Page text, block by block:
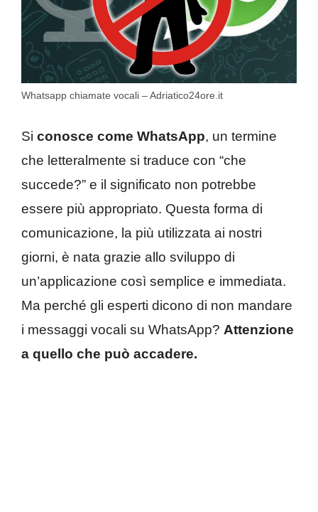
Whatsapp chiamate vocali – Adriatico24ore.it
Si conosce come WhatsApp, un termine
che letteralmente si traduce con “che
succede?” e il significato non potrebbe
essere più appropriato. Questa forma di
comunicazione, la più utilizzata ai nostri
giorni, è nata grazie allo sviluppo di
un’applicazione così semplice e immediata.
Ma perché gli esperti dicono di non mandare
i messaggi vocali su WhatsApp? Attenzione
a quello che può accadere.